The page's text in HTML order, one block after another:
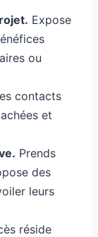
Expose
ou
contacts
et
Prends
des
leurs
réside